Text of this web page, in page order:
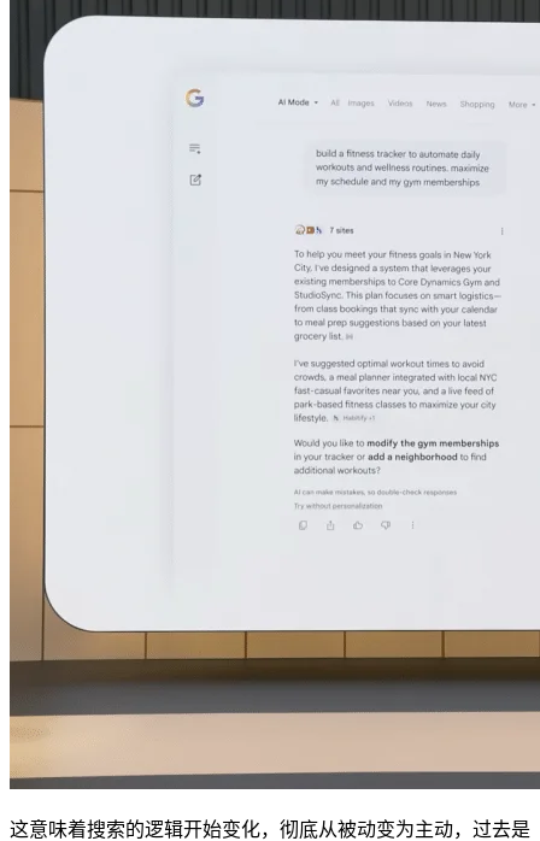
这意味着搜索的逻辑开始变化，彻底从被动变为主动，过去是